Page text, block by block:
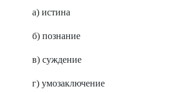
а) истина
б) познание
в) суждение
г) умозаключение